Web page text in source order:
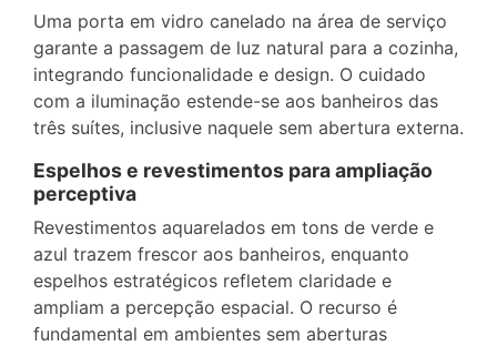
Uma porta em vidro canelado na área de serviço
garante a passagem de luz natural para a cozinha,
integrando funcionalidade e design. O cuidado
com a iluminação estende-se aos banheiros das
três suítes, inclusive naquele sem abertura externa.
Espelhos e revestimentos para ampliação
perceptiva
Revestimentos aquarelados em tons de verde e
azul trazem frescor aos banheiros, enquanto
espelhos estratégicos refletem claridade e
ampliam a percepção espacial. O recurso é
fundamental em ambientes sem aberturas